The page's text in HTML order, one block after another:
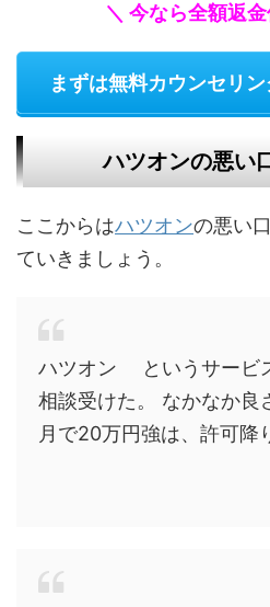
＼ 今なら全額返
まずは無料カウンセリ
ハツオンの悪い
ここからはハツオンの悪い
ていきましょう。
ハツオン というサービ
相談受けた。 なかなか良
月で20万円強は、許可降